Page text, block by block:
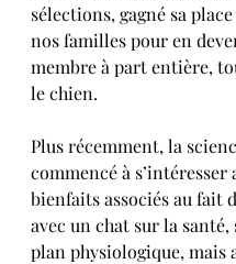
sélections, gagné sa
nos familles pour en
membre à part entière,
le chien.
Plus récemment, la
commencé à s’intéresser
bienfaits associés au fait
avec un chat sur la santé,
plan physiologique, mais